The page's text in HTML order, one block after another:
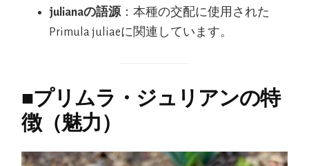
julianaの語源：本種の交配に使用された
Primula juliaeに関連しています。
■プリムラ・ジュリアンの特
徴（魅力）